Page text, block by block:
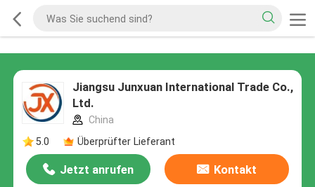
Jiangsu Junxuan International Trade Co.,
Ltd.
China
5.0
Überprüfter Lieferant
Jetzt anrufen Kontakt